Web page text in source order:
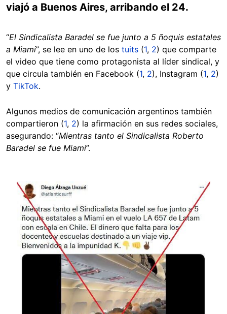
viajó a Buenos Aires, arribando el 24.
“El Sindicalista Baradel se fue junto a 5 ñoquis estatales
a Miami”, se lee en uno de los tuits (1, 2) que comparte
el video que tiene como protagonista al líder sindical, y
que circula también en Facebook (1, 2), Instagram (1, 2)
y TikTok.
Algunos medios de comunicación argentinos también
compartieron (1, 2) la afirmación en sus redes sociales,
asegurando: “Mientras tanto el Sindicalista Roberto
Baradel se fue Miami”.
Image